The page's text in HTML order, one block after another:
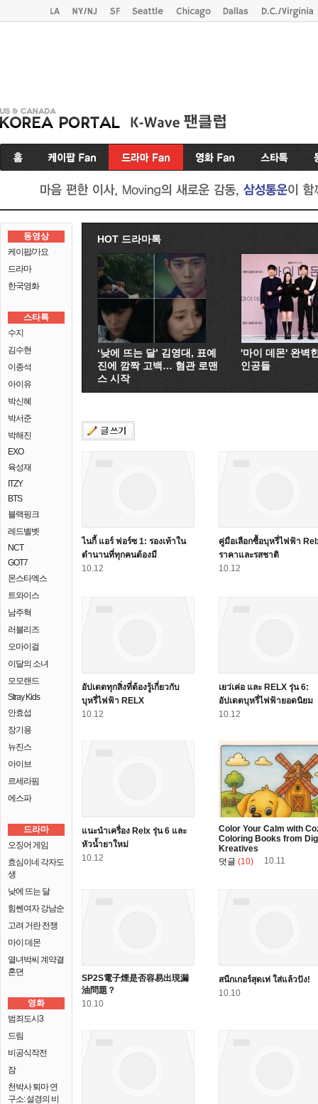
동영상
케이팝/가요
드라마
한국영화
스타톡
수지
김수현
이종석
아이유
박신혜
박서준
박해진
EXO
육성재
ITZY
BTS
블랙핑크
레드벨벳
NCT
GOT7
몬스타엑스
트와이스
남주혁
러블리즈
오마이걸
이달의 소녀
모모랜드
Stray Kids
안효섭
장기용
뉴진스
아이브
르세라핌
에스파
드라마
오징어 게임
효심이네 각자도
생
낮에 뜨는 달
힘쎈여자 강남순
고려 거란 전쟁
마이 데몬
열녀박씨 계약결
혼뎐
영화
범죄도시3
드림
비공식작전
잠
천박사 퇴마 연
구소: 설경의 비
HOT 드라마톡
‘낮에 뜨는 달’ 김영대, 표예
진에 깜짝 고백… 혐관 로맨
스 시작
'마이 데몬' 완벽
인공들
ไนกี้ แอร์ ฟอร์ซ 1: รองเท้าใน
ตำนานที่ทุกคนต้องมี
10.12
คู่มือเลือกซื้อบุหรี่ไฟฟ้า
ราคาและรสชาติ
10.12
อัปเดตทุกสิ่งที่ต้องรู้เกี่ยวกับ
บุหรี่ไฟฟ้า RELX
10.12
เยว่เค่อ และ RELX รุ่น 6:
อัปเดตบุหรี่ไฟฟ้ายอดนิยม
10.12
แนะนำเครื่อง Relx รุ่น 6 และ
หัวน้ำยาใหม่
10.12
Color Your Calm with
Coloring Books from
Kreatives
덧글 (10) 10.11
SP2S電子煙是否容易出現漏
油問題？
10.10
สนีกเกอร์สุดเท่ ใส่แล้วปัง!
10.10